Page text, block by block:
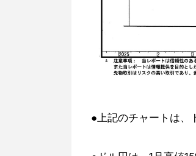
●上記のチャートは、